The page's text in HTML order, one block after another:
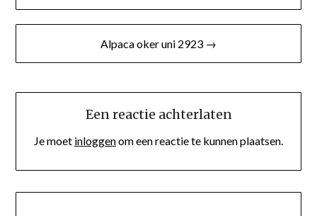
Alpaca oker uni 2923 →
Een reactie achterlaten
Je moet inloggenom een reactie te kunnen plaatsen.